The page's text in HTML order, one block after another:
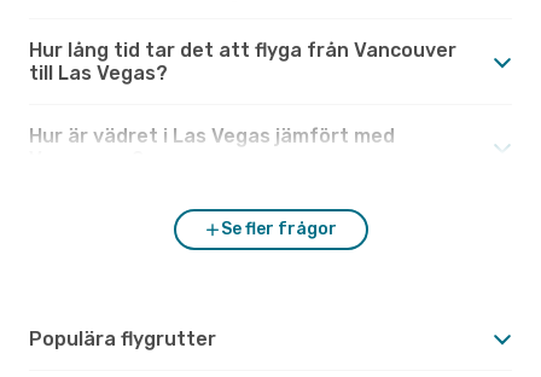
Hur lång tid tar det att flyga från Vancouver
till Las Vegas?
Hur är vädret i Las Vegas jämfört med
Se fler frågor
Populära flygrutter